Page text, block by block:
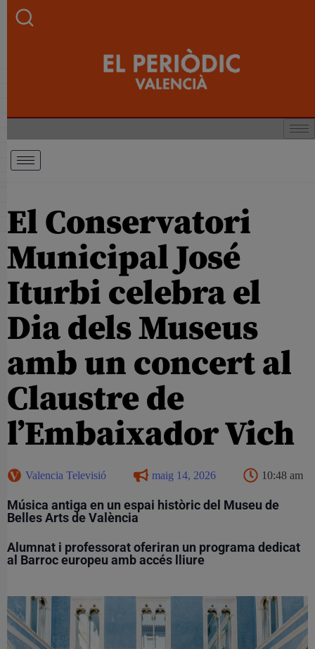
El Conservatori
Municipal José
Iturbi celebra el
Dia dels Museus
amb un concert al
Claustre de
l’Embaixador Vich
Valencia Televisió maig 14, 2026 10:48 am
Música antiga en un espai històric del Museu de
Belles Arts de València
Alumnat i professorat oferiran un programa dedicat
al Barroc europeu amb accés lliure